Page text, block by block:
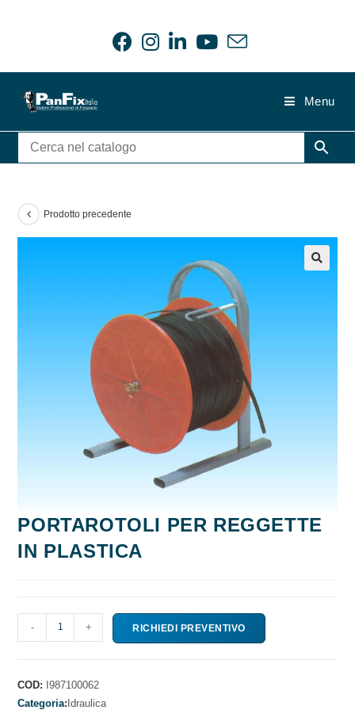
Menu
Prodotto precedente
PORTAROTOLI PER REGGETTE
IN PLASTICA
PORTAROTOLI
PER
IN
PLASTICA
- + RICHIEDI PREVENTIVO
COD: I987100062
Categoria:Idraulica